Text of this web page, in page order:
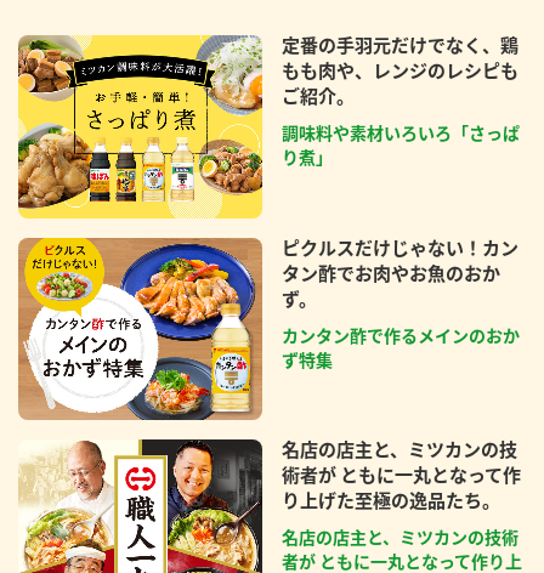
定番の手羽元だけでなく、鶏
もも肉や、レンジのレシピも
ご紹介。
調味料や素材いろいろ「さっぱ
り煮」
ピクルスだけじゃない！カン
タン酢でお肉やお魚のおか
ず。
カンタン酢で作るメインのおか
ず特集
名店の店主と、ミツカンの技
術者が ともに一丸となって作
り上げた至極の逸品たち。
名店の店主と、ミツカンの技術
者が ともに一丸となって作り上